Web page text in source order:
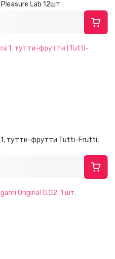
Lab 12шт
1, тутти-фрутти Tutti-Frutti,